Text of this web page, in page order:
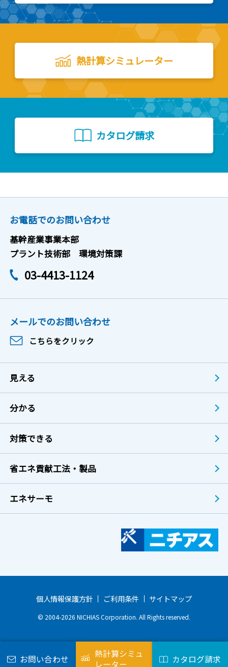
熱計算シミュレーター
カタログ請求
お問い合わせ
熱計算シミュ
レーター
カタログ請求
お電話でのお問い合わせ
基幹産業事業本部
プラント技術部 環境対策課
03-4413-1124
メールでのお問い合わせ
こちらをクリック
見える
分かる
対策できる
省エネ貢献工法・製品
エネサーモ
個人情報保護方針 ご利用条件 サイトマップ
© 2004-2026 NICHIAS Corporation. All Rights reserved.